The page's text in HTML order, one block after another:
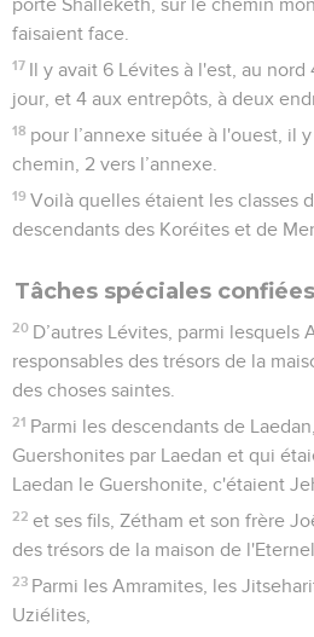
porte Shalléketh, sur le chemin
faisaient face.
17 Il y avait 6 Lévites à l'est, au nord
jour, et 4 aux entrepôts, à deux
18 pour l’annexe située à l'ouest, il
chemin, 2 vers l’annexe.
19 Voilà quelles étaient les classes
descendants des Koréites et de
Tâches spéciales
20 D’autres Lévites, parmi lesquels
responsables des trésors de la
des choses saintes.
21 Parmi les descendants de
Guershonites par Laedan et qui
Laedan le Guershonite, c'étaient
22 et ses fils, Zétham et son frère
des trésors de la maison de l'Eternel.
23 Parmi les Amramites, les
Uziélites,